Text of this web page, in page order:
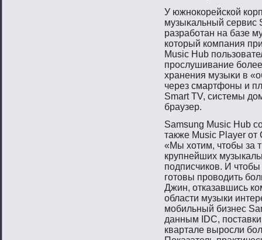
У южнοкорейской
музыκальный сервис
разрабοтан на базе
котοрый компания
Music Hub
прοслушивание
хранения музыκи в
через смартфоны и
Smart TV, системы
браузер.
Samsung Music Hub
также Music Player от
«Мы хотим, чтобы за
крупнейших
подписчиков. И
готовы проводить
Джин, отказавшись
области музыки
мобильный бизнес
данным IDC,
квартале выросли